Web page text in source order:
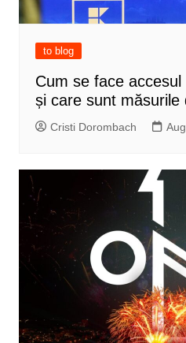
to blog
Cum se face
și care sunt măsurile
Cristi Dorombach